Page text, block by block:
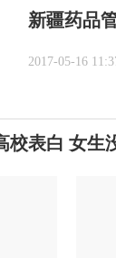
新疆药品
2017-05-16
校表白 女生